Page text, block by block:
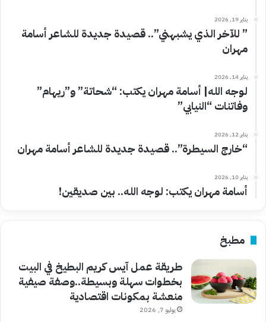
يناير 19, 2026
” للآخر الذي يشبهني”.. قصيدة جديدة للشاعر أسامة
مهران
يناير 14, 2026
لوجه الله| أسامة مهران يكتب: “شحاتة” و”ريهام”
وفاتنات “النيابي”
يناير 12, 2026
“خارج السيطرة”.. قصيدة جديدة للشاعر أسامة مهران
يناير 10, 2026
أسامة مهران يكتب: لوجه الله.. بين صديقين!
مطبخ
طريقة عمل آيس كريم البطيخ في البيت
بخطوات سهلة وبسيطة..وصفة صيفية
منعشة بمكونات اقتصادية
يوليو 7, 2026